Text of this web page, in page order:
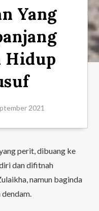
Yang
Hidup
2021
perit, dibuang ke
dan difitnah
namun baginda